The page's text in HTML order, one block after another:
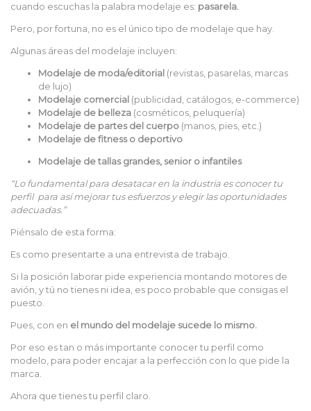
cuando escuchas la palabra modelaje es: pasarela.
Pero, por fortuna, no es el único tipo de modelaje que hay.
Algunas áreas del modelaje incluyen:
Modelaje de moda/editorial (revistas, pasarelas, marcas
de lujo)
Modelaje comercial (publicidad, catálogos, e-commerce)
Modelaje de belleza (cosméticos, peluquería)
Modelaje de partes del cuerpo (manos, pies, etc.)
Modelaje de fitness o deportivo
Modelaje de tallas grandes, senior o infantiles
“Lo fundamental para desatacar en la industria es conocer tu
perfil para así mejorar tus esfuerzos y elegir las oportunidades
adecuadas.”
Piénsalo de esta forma:
Es como presentarte a una entrevista de trabajo.
Si la posición laborar pide experiencia montando motores de
avión, y tú no tienes ni idea, es poco probable que consigas el
puesto.
Pues, con en el mundo del modelaje sucede lo mismo.
Por eso es tan o más importante conocer tu perfil como
modelo, para poder encajar a la perfección con lo que pide la
marca.
Ahora que tienes tu perfil claro.